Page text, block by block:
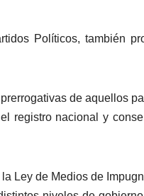
Políticos, también
de aquellos
registro nacional y
Ley de Medios de